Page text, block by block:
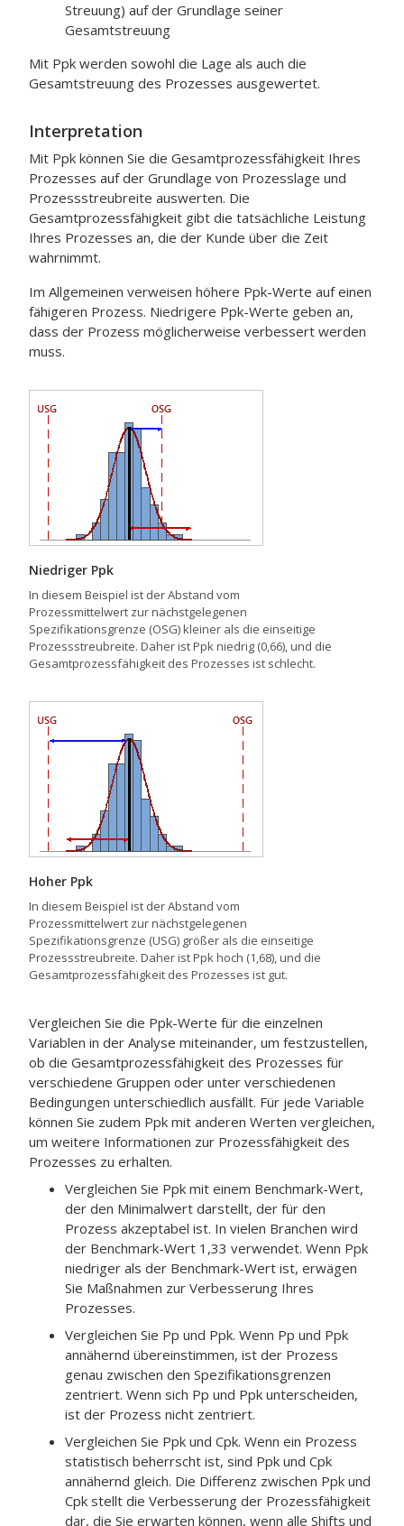
Streuung) auf der Grundlage seiner
Gesamtstreuung
Mit Ppk werden sowohl die Lage als auch die
Gesamtstreuung des Prozesses ausgewertet.
Interpretation
Mit Ppk können Sie die Gesamtprozessfähigkeit Ihres
Prozesses auf der Grundlage von Prozesslage und
Prozessstreubreite auswerten. Die
Gesamtprozessfähigkeit gibt die tatsächliche Leistung
Ihres Prozesses an, die der Kunde über die Zeit
wahrnimmt.
Im Allgemeinen verweisen höhere Ppk-Werte auf einen
fähigeren Prozess. Niedrigere Ppk-Werte geben an,
dass der Prozess möglicherweise verbessert werden
muss.
Niedriger Ppk
In diesem Beispiel ist der Abstand vom
Prozessmittelwert zur nächstgelegenen
Spezifikationsgrenze (OSG) kleiner als die einseitige
Prozessstreubreite. Daher ist Ppk niedrig (0,66), und die
Gesamtprozessfähigkeit des Prozesses ist schlecht.
Hoher Ppk
In diesem Beispiel ist der Abstand vom
Prozessmittelwert zur nächstgelegenen
Spezifikationsgrenze (USG) größer als die einseitige
Prozessstreubreite. Daher ist Ppk hoch (1,68), und die
Gesamtprozessfähigkeit des Prozesses ist gut.
Vergleichen Sie die Ppk-Werte für die einzelnen
Variablen in der Analyse miteinander, um festzustellen,
ob die Gesamtprozessfähigkeit des Prozesses für
verschiedene Gruppen oder unter verschiedenen
Bedingungen unterschiedlich ausfällt. Für jede Variable
können Sie zudem Ppk mit anderen Werten vergleichen,
um weitere Informationen zur Prozessfähigkeit des
Prozesses zu erhalten.
Vergleichen Sie Ppk mit einem Benchmark-Wert,
der den Minimalwert darstellt, der für den
Prozess akzeptabel ist. In vielen Branchen wird
der Benchmark-Wert 1,33 verwendet. Wenn Ppk
niedriger als der Benchmark-Wert ist, erwägen
Sie Maßnahmen zur Verbesserung Ihres
Prozesses.
Vergleichen Sie Pp und Ppk. Wenn Pp und Ppk
annähernd übereinstimmen, ist der Prozess
genau zwischen den Spezifikationsgrenzen
zentriert. Wenn sich Pp und Ppk unterscheiden,
ist der Prozess nicht zentriert.
Vergleichen Sie Ppk und Cpk. Wenn ein Prozess
statistisch beherrscht ist, sind Ppk und Cpk
annähernd gleich. Die Differenz zwischen Ppk und
Cpk stellt die Verbesserung der Prozessfähigkeit
dar, die Sie erwarten können, wenn alle Shifts und